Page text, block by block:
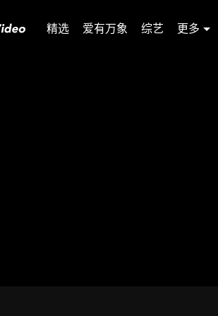
精选 爱有万象 综艺 更多